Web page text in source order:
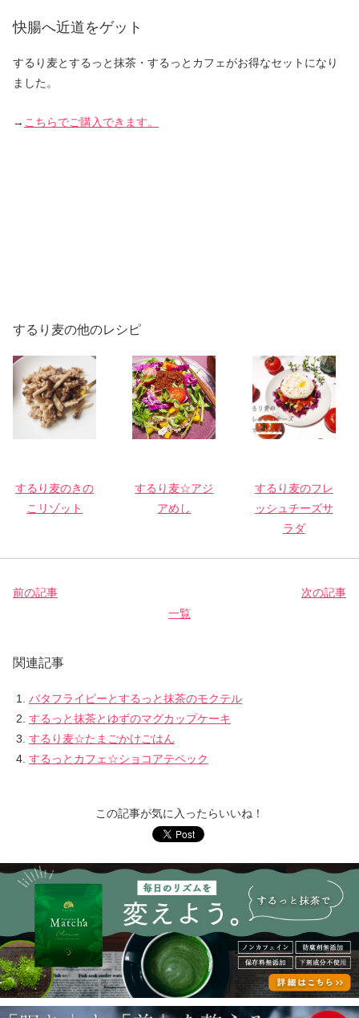
快腸へ近道をゲット
するり麦とするっと抹茶・するっとカフェがお得なセットになり
ました。
→ こちらでご購入できます。
するり麦の他のレシピ
するり麦のきの
こリゾット
するり麦☆アジ
アめし
するり麦のフレ
ッシュチーズサ
ラダ
前の記事
次の記事
一覧
関連記事
バタフライピーとするっと抹茶のモクテル
するっと抹茶とゆずのマグカップケーキ
するり麦☆たまごかけごはん
するっとカフェ☆ショコアテペック